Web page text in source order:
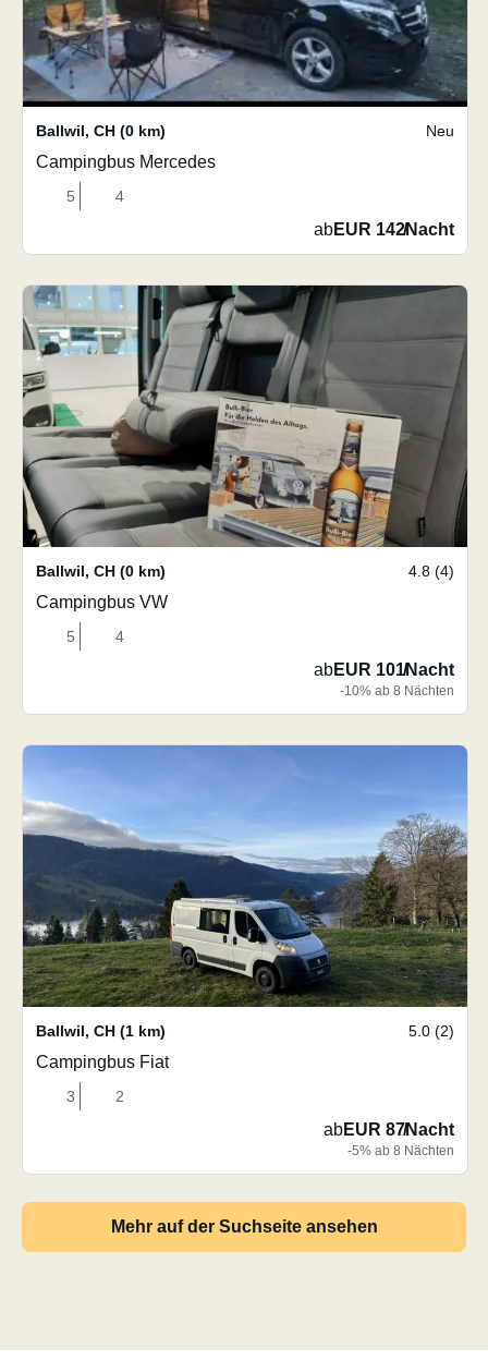
Ballwil, CH (0 km) Neu
Campingbus Mercedes
5 4
abEUR 142/Nacht
Ballwil, CH (0 km) 4.8 (4)
Campingbus VW
5 4
abEUR 101/Nacht
-10% ab 8 Nächten
Ballwil, CH (1 km) 5.0 (2)
Campingbus Fiat
3 2
abEUR 87/Nacht
-5% ab 8 Nächten
Mehr auf der Suchseite ansehen